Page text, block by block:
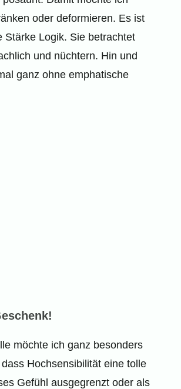
oder deformieren. Es ist
Stärke Logik. Sie betrachtet
und nüchtern. Hin und
ganz ohne emphatische
möchte ich ganz besonders
Hochsensibilität eine tolle
Gefühl ausgegrenzt oder als